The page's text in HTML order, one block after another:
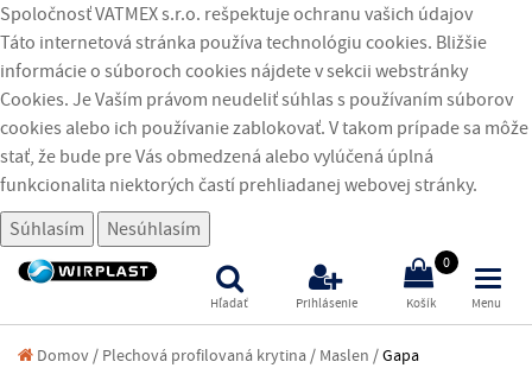
Spoločnosť VATMEX s.r.o. rešpektuje ochranu vašich údajov
Táto internetová stránka používa technológiu cookies. Bližšie
informácie o súboroch cookies nájdete v sekcii webstránky
Cookies. Je Vaším právom neudeliť súhlas s používaním súborov
cookies alebo ich používanie zablokovať. V takom prípade sa môže
stať, že bude pre Vás obmedzená alebo vylúčená úplná
funkcionalita niektorých častí prehliadanej webovej stránky.
Súhlasím
Nesúhlasím
Hľadať Prihlásenie
(
0
)
Košík Menu
Domov/ Plechová profilovaná krytina / Maslen /Gapa